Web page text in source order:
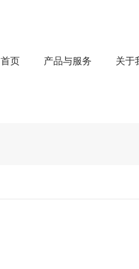
首页 产品与服务 关于